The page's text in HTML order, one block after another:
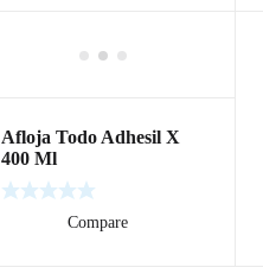
Afloja Todo Adhesil X
400 Ml
Compare